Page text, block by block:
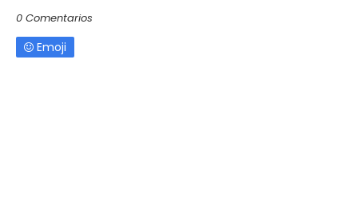
0 Comentarios
Emoji